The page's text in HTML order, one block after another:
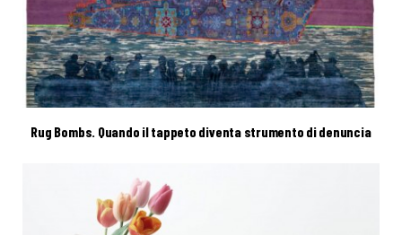
Rug Bombs. Quando il tappeto diventa strumento di denuncia